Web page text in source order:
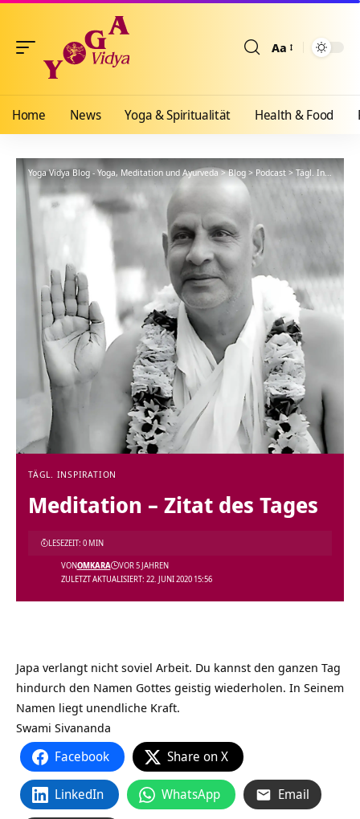
Aa
Home News Yoga & Spiritualität Health & Food
Yoga Vidya Blog - Yoga, Meditation und Ayurveda>Blog > Podcast> Tägl. Inspiration
TÄGL. INSPIRATION
Meditation – Zitat des Tages
ZULETZT AKTUALISIERT: 22. JUNI 2020 15:56
VONOMKARA VOR 5 JAHREN
LESEZEIT: 0 MIN
Japa verlangt nicht soviel Arbeit. Du kannst den ganzen Tag
hindurch den Namen Gottes geistig wiederholen. In Seinem
Namen liegt unendliche Kraft.
Swami Sivananda
Facebook Share on X
LinkedIn WhatsApp Email